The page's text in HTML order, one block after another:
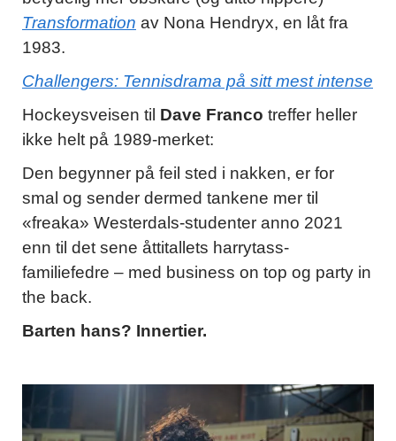
Transformation av Nona Hendryx, en låt fra
1983.
Challengers: Tennisdrama på sitt mest intense
Hockeysveisen til Dave Franco treffer heller
ikke helt på 1989-merket:
Den begynner på feil sted i nakken, er for
smal og sender dermed tankene mer til
«freaka» Westerdals-studenter anno 2021
enn til det sene åttitallets harrytass-
familiefedre – med business on top og party in
the back.
Barten hans? Innertier.